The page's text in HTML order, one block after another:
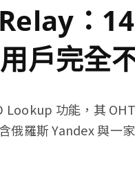
：
戶完全
Lookup 功能，其
俄羅斯 Yandex 與一